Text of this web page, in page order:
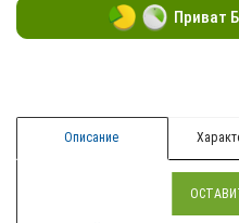
Приват
Описание